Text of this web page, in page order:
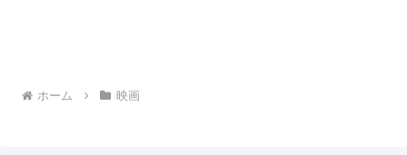
ホーム 映画